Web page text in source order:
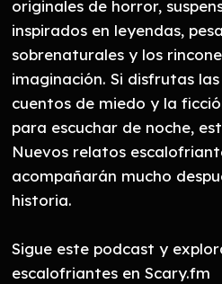
originales de horror,
inspirados en leyendas,
sobrenaturales y los
imaginación. Si disfrutas
cuentos de miedo y la
para escuchar de noche,
Nuevos relatos
acompañarán mucho
historia.
Sigue este podcast y
escalofriantes en Scary.fm